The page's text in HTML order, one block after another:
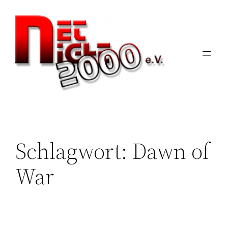
Inhalt
springen
Schlagwort: Dawn of
War